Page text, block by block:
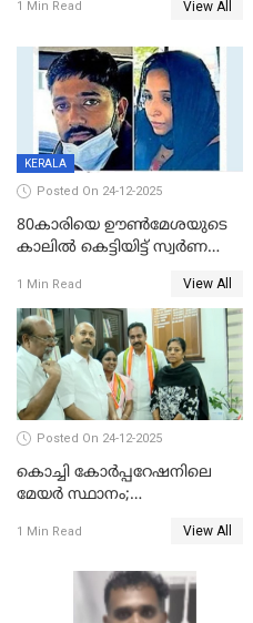
1 Min Read View All
KERALA
Posted On 24-12-2025
80കാരിയെ ഊൺമേശയുടെ
കാലിൽ കെട്ടിയിട്ട് സ്വർണവും
കൊച്ചുമകനും സുഹൃത്തും
അറസ്റ്റിൽ
1 Min Read View All
Posted On 24-12-2025
കൊച്ചി കോര്‍പ്പറേഷനിലെ
മേയര്‍ സ്ഥാനം;
രൂക്ഷം
1 Min Read View All